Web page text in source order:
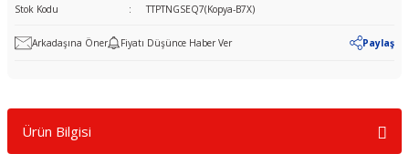
Stok Kodu
TTPTNGSEQ7(Kopya-B7X)
Arkadaşına Öner Fiyatı Düşünce Haber Ver Paylaş
Ürün Bilgisi